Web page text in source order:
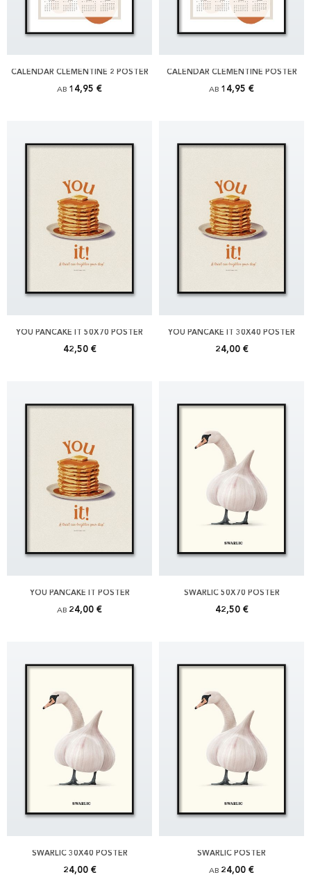
CALENDAR CLEMENTINE 2 POSTER
AB 14,95 €
CALENDAR CLEMENTINE POSTER
AB 14,95 €
YOU PANCAKE IT 50X70 POSTER
42,50 €
YOU PANCAKE IT 30X40 POSTER
24,00 €
YOU PANCAKE IT POSTER
AB 24,00 €
SWARLIC 50X70 POSTER
42,50 €
SWARLIC 30X40 POSTER
24,00 €
SWARLIC POSTER
AB 24,00 €